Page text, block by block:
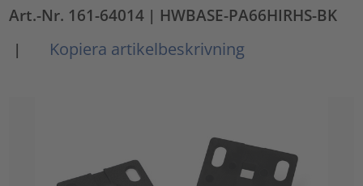
Art.-Nr. 161-64014 | HWBASE-PA66HIRHS-BK
|
Kopiera artikelbeskrivning